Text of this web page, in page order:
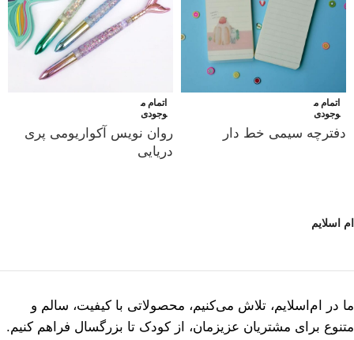
اتمام م
وجودی
دفترچه سیمی خط دار
اتمام م
وجودی
روان نویس آکواریومی پری
دریایی
ام اسلایم
ما در ام‌اسلایم، تلاش می‌کنیم، محصولاتی با کیفیت، سالم و
متنوع برای مشتریان عزیزمان، از کودک تا بزرگسال فراهم کنیم.